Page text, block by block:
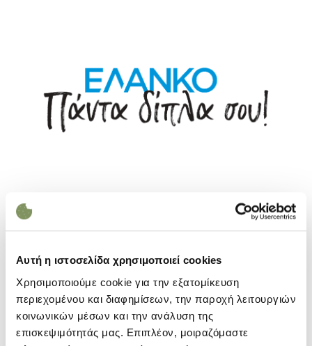
Αυτή η ιστοσελίδα χρησιμοποιεί cookies
Χρησιμοποιούμε cookie για την εξατομίκευση
περιεχομένου και διαφημίσεων, την παροχή λειτουργιών
κοινωνικών μέσων και την ανάλυση της
επισκεψιμότητάς μας. Επιπλέον, μοιραζόμαστε
Επόμενο
Επόμενο